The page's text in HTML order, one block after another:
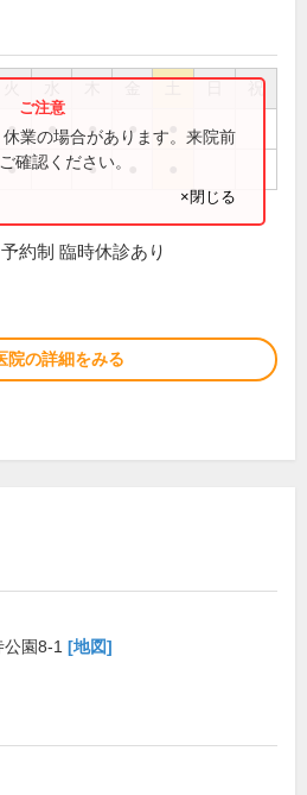
祝
● ● ● ●
● ●
業の場合があります。来院前
確認ください。
×閉じる
約制 臨時休診あり
院の詳細をみる
園8-1 [地図]